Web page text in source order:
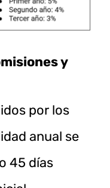
y
por los
anual se
45 días